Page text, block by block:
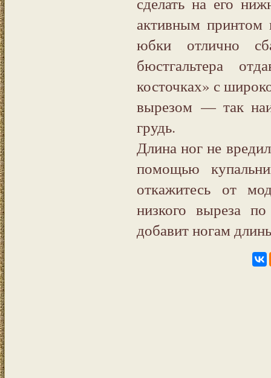
активным принтом
юбки отлично
бюстгальтера
косточках» с
вырезом — так
грудь.
Длина ног не
помощью
откажитесь от
низкого выреза
добавит ногам